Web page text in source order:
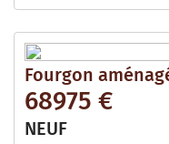
Fourgon
68975 €
NEUF